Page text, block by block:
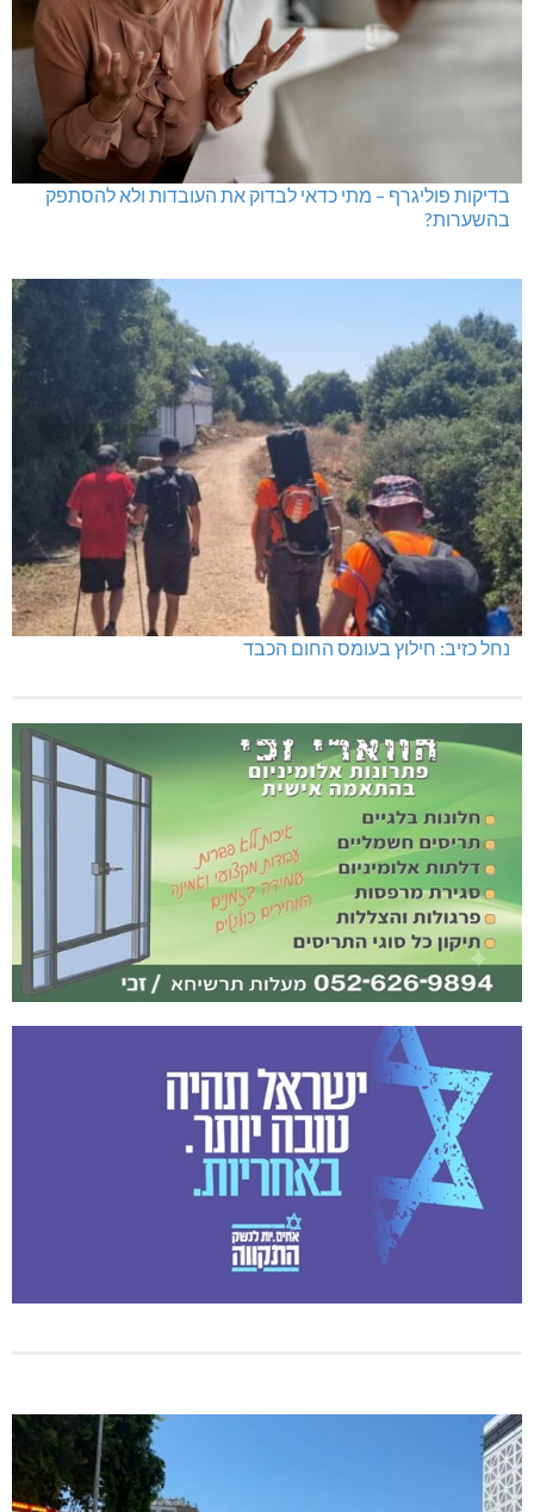
בדיקות פוליגרף – מתי כדאי לבדוק את העובדות ולא להסתפק
בהשערות?
נחל כזיב: חילוץ בעומס החום הכבד